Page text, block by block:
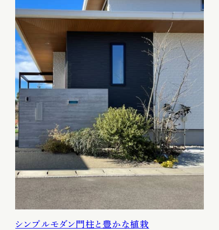
シンプルモダン門柱と豊かな植栽